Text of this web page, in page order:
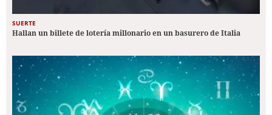
SUERTE
Hallan un billete de lotería millonario en un basurero de Italia